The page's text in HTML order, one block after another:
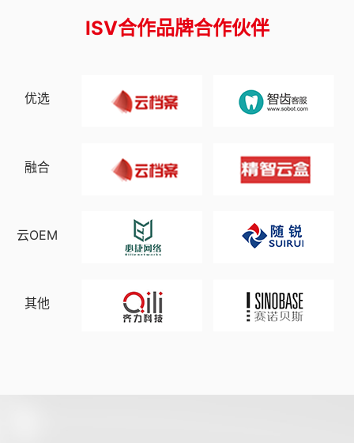
ISV合作品牌合作伙伴
优选
融合
云OEM
其他